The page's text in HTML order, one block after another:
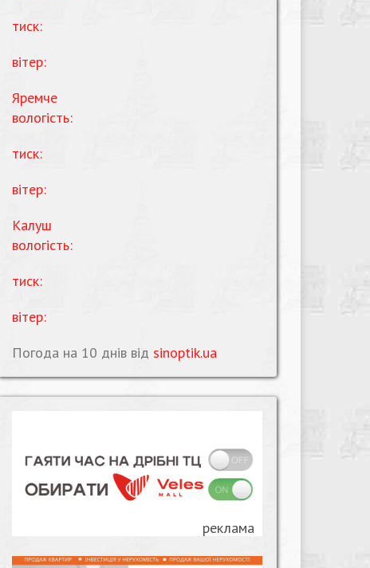
тиск:
вітер:
Яремче
вологість:
тиск:
вітер:
Калуш
вологість:
тиск:
вітер:
Погода на 10 днів від sinoptik.ua